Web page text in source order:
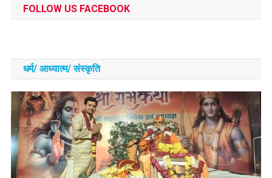
FOLLOW US FACEBOOK
धर्म/ आध्‍यात्‍म/ संस्‍कृति